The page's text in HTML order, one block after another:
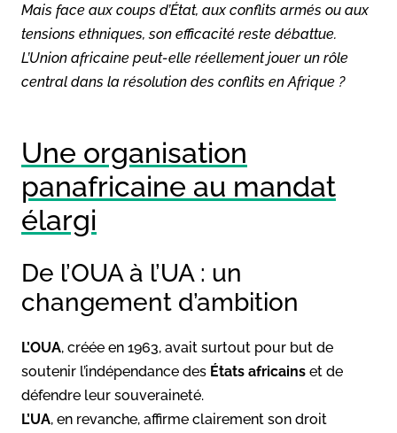
Mais face aux coups d’État, aux conflits armés ou aux
tensions ethniques, son efficacité reste débattue.
L’Union africaine peut-elle réellement jouer un rôle
central dans la résolution des conflits en Afrique ?
Une organisation
panafricaine au mandat
élargi
De l’OUA à l’UA : un
changement d’ambition
L’OUA, créée en 1963, avait surtout pour but de
soutenir l’indépendance des États africains et de
défendre leur souveraineté.
L’UA, en revanche, affirme clairement son droit